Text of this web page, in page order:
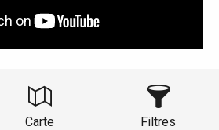
Carte Filtres